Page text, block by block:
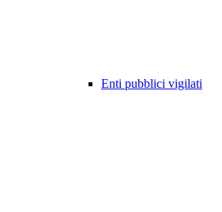
Enti pubblici vigilati